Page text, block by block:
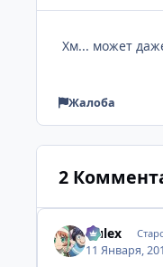
Хм... может
Жалоба
2
Nulex
11 Января,